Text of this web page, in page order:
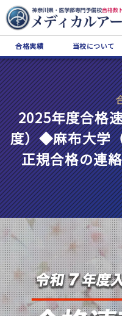
合格実績 当校について
2025年度合格
度）◆麻布大学
正規合格の連